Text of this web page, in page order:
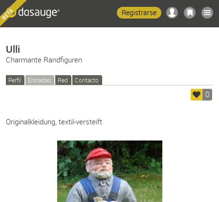
Registrarse
Ulli
Charmante Randfiguren
Perfil Entradas Red Contacto
0
Originalkleidung, textil-versteift